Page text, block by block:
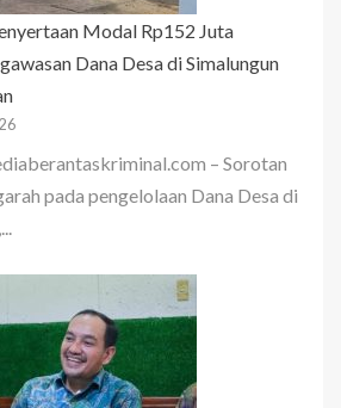
Modal Rp152 Juta
Dana Desa di Simalungun
– Sorotan
pada pengelolaan Dana Desa di